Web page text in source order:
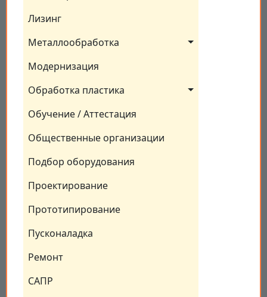
Лизинг
Металлообработка
Модернизация
Обработка пластика
Обучение / Аттестация
Общественные организации
Подбор оборудования
Проектирование
Прототипирование
Пусконаладка
Ремонт
САПР